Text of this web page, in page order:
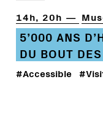
14h, 20h
5’000 ANS
DU BOUT
#Accessible